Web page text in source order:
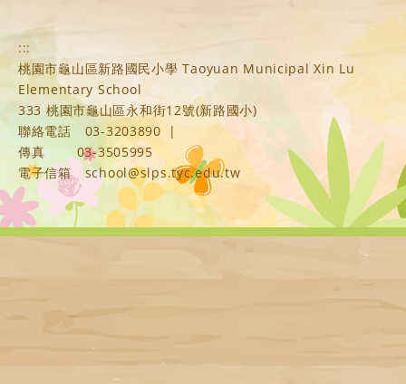
:::
桃園市龜山區新路國民小學 Taoyuan Municipal Xin Lu
Elementary School
333 桃園市龜山區永和街12號(新路國小)
聯絡電話
03-3203890
|
傳真
03-3505995
電子信箱
school@slps.tyc.edu.tw